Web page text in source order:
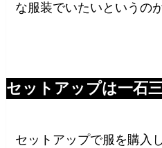
な服装でいたいというの
セットアップは一石
セットアップで服を購入